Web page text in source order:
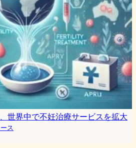
世界中で不妊治療サービスを拡大
ス